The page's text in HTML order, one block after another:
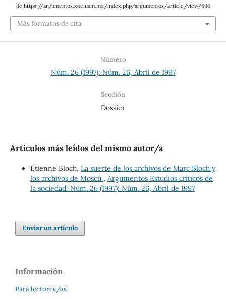
de https://argumentos.xoc.uam.mx/index.php/argumentos/article/view/696
Más formatos de cita
Número
Núm. 26 (1997): Núm. 26, Abril de 1997
Sección
Dossier
Artículos más leídos del mismo autor/a
Étienne Bloch, La suerte de los archivos de Marc Bloch y
los archivos de Moscú , Argumentos Estudios críticos de
la sociedad: Núm. 26 (1997): Núm. 26, Abril de 1997
Enviar un artículo
Información
Para lectores/as